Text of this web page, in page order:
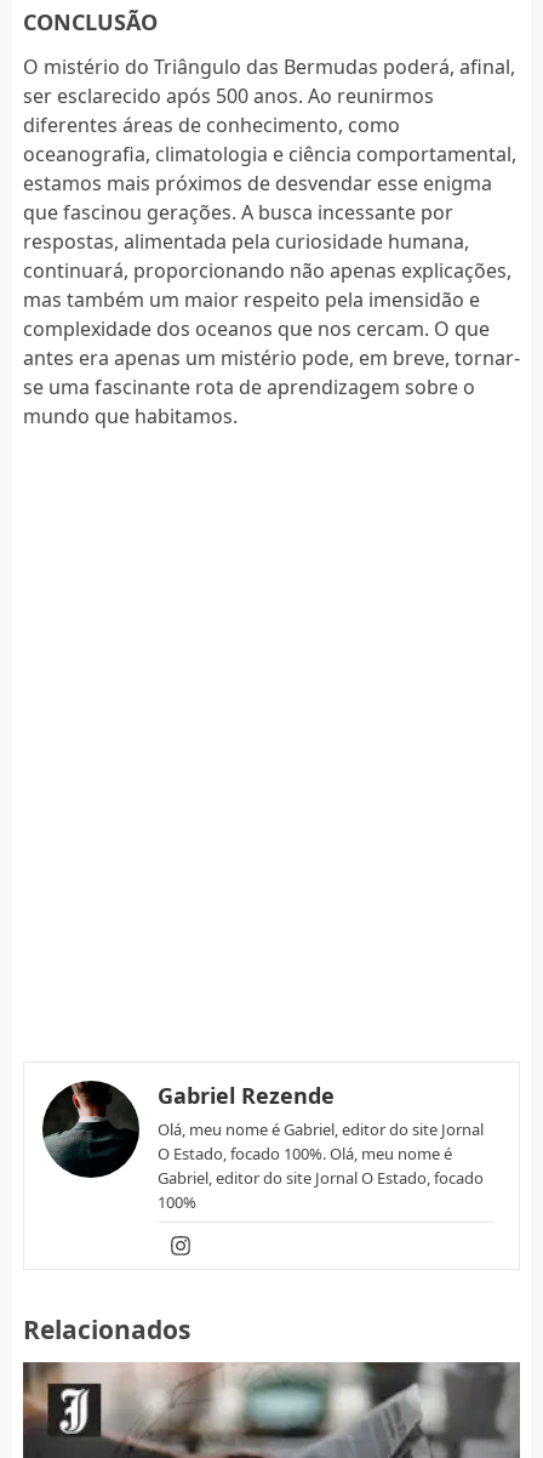
CONCLUSÃO
O mistério do Triângulo das Bermudas poderá, afinal,
ser esclarecido após 500 anos. Ao reunirmos
diferentes áreas de conhecimento, como
oceanografia, climatologia e ciência comportamental,
estamos mais próximos de desvendar esse enigma
que fascinou gerações. A busca incessante por
respostas, alimentada pela curiosidade humana,
continuará, proporcionando não apenas explicações,
mas também um maior respeito pela imensidão e
complexidade dos oceanos que nos cercam. O que
antes era apenas um mistério pode, em breve, tornar-
se uma fascinante rota de aprendizagem sobre o
mundo que habitamos.
Gabriel Rezende
Olá, meu nome é Gabriel, editor do site Jornal
O Estado, focado 100%. Olá, meu nome é
Gabriel, editor do site Jornal O Estado, focado
100%
Relacionados